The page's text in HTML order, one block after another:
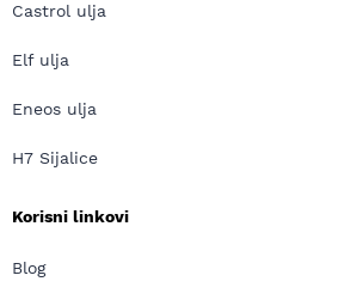
Castrol ulja
Elf ulja
Eneos ulja
H7 Sijalice
Korisni linkovi
Blog